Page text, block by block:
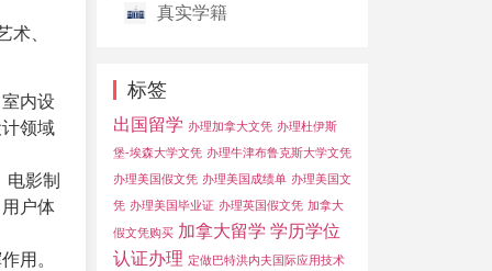
术、
内设
领域
影制
户体
用。
真实学籍
标签
出国留学 办理加拿大文凭 办理杜伊斯
堡-埃森大学文凭 办理牛津布鲁克斯大学文凭
办理美国假文凭 办理美国成绩单 办理美国文
凭 办理美国毕业证 办理英国假文凭 加拿大
假文凭购买 加拿大留学 学历学位
认证办理 定做巴特洪内夫国际应用技术